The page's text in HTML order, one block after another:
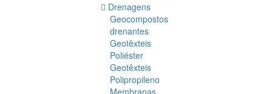
Drenagens
Geocompostos
drenantes
Geotêxteis
Poliéster
Geotêxteis
Polipropileno
Membranas